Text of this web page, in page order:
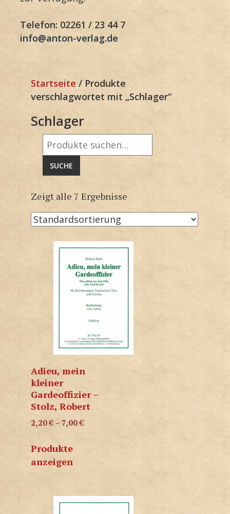
Telefon: 02261 / 23 44 7
info@anton-verlag.de
Startseite / Produkte
verschlagwortet mit „Schlager“
Schlager
Suche
nach:
SUCHE
Zeigt alle 7 Ergebnisse
Adieu, mein
kleiner
Gardeoffizier –
Stolz, Robert
2,20€ – 7,00€
Produkte
anzeigen